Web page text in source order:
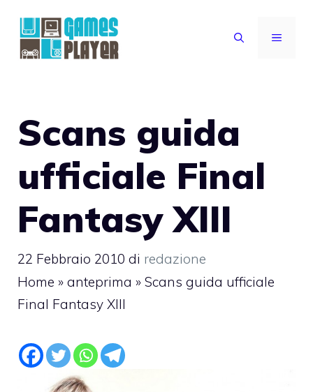
contenuto
MENU
Scans guida
ufficiale Final
Fantasy XIII
22 Febbraio 2010 di redazione
Home » anteprima » Scans guida ufficiale
Final Fantasy XIII